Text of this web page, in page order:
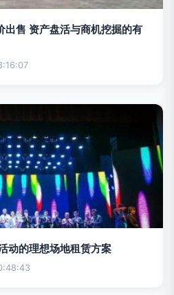
出售 资产盘活与商机挖掘的有
动的理想场地租赁方案